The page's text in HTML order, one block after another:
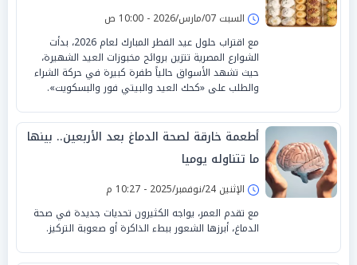
السبت 07/مارس/2026 - 10:00 ص
مع اقتراب حلول عيد الفطر المبارك لعام 2026، بدأت
الشوارع المصرية تتزين بروائح مخبوزات العيد الشهيرة،
حيث تشهد الأسواق حالياً طفرة كبيرة في حركة الشراء
والطلب على «كحك العيد والبيتي فور والبسكويت».
أطعمة خارقة لصحة الدماغ بعد الأربعين.. بينها
ما تتناوله يوميا
الإثنين 24/نوفمبر/2025 - 10:27 م
مع تقدم العمر، يواجه الكثيرون تحديات جديدة في صحة
الدماغ، أبرزها الشعور ببطء الذاكرة أو صعوبة التركيز.